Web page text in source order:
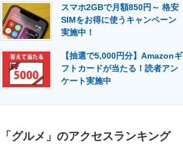
スマホ2GBで月額850円～ 格安
SIMをお得に使うキャンペーン
実施中！
【抽選で5,000円分】Amazonギ
フトカードが当たる！読者アン
ケート実施中
「グルメ」のアクセスランキング